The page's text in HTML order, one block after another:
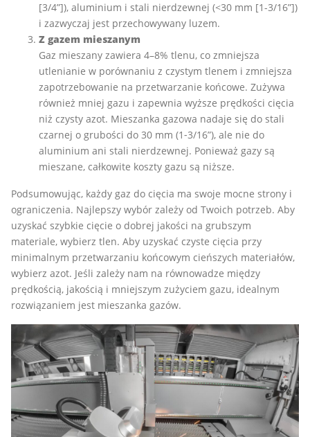
[3/4”]), aluminium i stali nierdzewnej (<30 mm [1-3/16”])
i zazwyczaj jest przechowywany luzem.
Z gazem mieszanym
Gaz mieszany zawiera 4–8% tlenu, co zmniejsza
utlenianie w porównaniu z czystym tlenem i zmniejsza
zapotrzebowanie na przetwarzanie końcowe. Zużywa
również mniej gazu i zapewnia wyższe prędkości cięcia
niż czysty azot. Mieszanka gazowa nadaje się do stali
czarnej o grubości do 30 mm (1‑3/16”), ale nie do
aluminium ani stali nierdzewnej. Ponieważ gazy są
mieszane, całkowite koszty gazu są niższe.
Podsumowując, każdy gaz do cięcia ma swoje mocne strony i
ograniczenia. Najlepszy wybór zależy od Twoich potrzeb. Aby
uzyskać szybkie cięcie o dobrej jakości na grubszym
materiale, wybierz tlen. Aby uzyskać czyste cięcia przy
minimalnym przetwarzaniu końcowym cieńszych materiałów,
wybierz azot. Jeśli zależy nam na równowadze między
prędkością, jakością i mniejszym zużyciem gazu, idealnym
rozwiązaniem jest mieszanka gazów.